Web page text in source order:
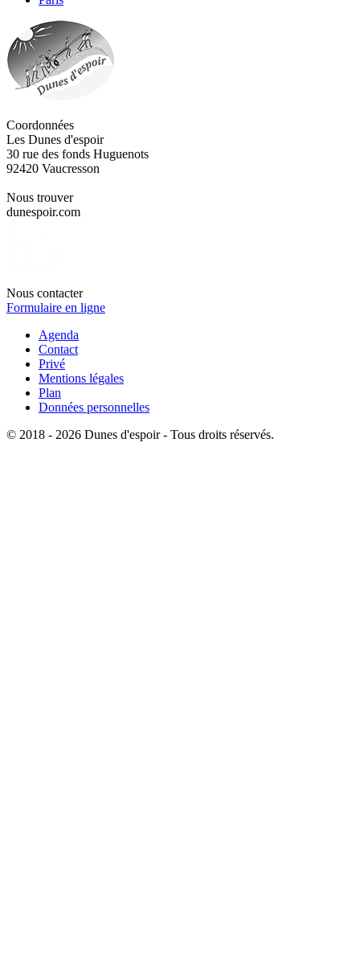
Coordonnées
Les Dunes d'espoir
30 rue des fonds Huguenots
92420 Vaucresson
Nous trouver
dunespoir.com
Nous contacter
Formulaire en ligne
Agenda
Contact
Privé
Mentions légales
Plan
Données personnelles
© 2018 - 2026 Dunes d'espoir - Tous droits réservés.